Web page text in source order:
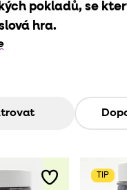
pokladů, se
hra.
TIP